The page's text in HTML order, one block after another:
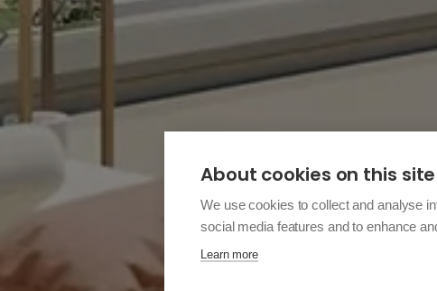
About cookies on this site
We use cookies to collect and analyse
social media features and to enhance
Learn more